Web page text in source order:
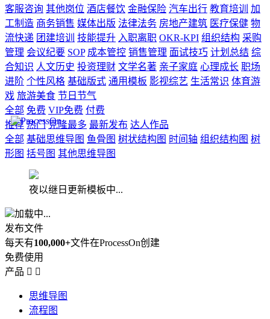
客服咨询 其他岗位 酒店餐饮 金融保险 汽车出行 教育培训
加
工制造 商务销售 媒体出版 法律法务 房地产建筑 医疗保健 物
流快递 团建培训 技能提升 入职离职 OKR-KPI 组织结构 采购
管理 会议纪要 SOP 成本管控 销售管理 面试技巧 计划总结 综
合知识 人文历史 投资理财 文学名著 亲子家庭 心理成长 职场
进阶 个性风格 基础版式 通用模板 影视综艺 生活常识 体育游
戏 旅游美食 节日节气
全部 免费 VIP免费 付费
推荐 热门 克隆最多 最新发布 达人作品
全部 基础思维导图 鱼骨图 树状结构图 时间轴 组织结构图 树
形图 括号图 其他思维导图
夜以继日更新模板中...
加载中...
发布文件
每天有100,000+文件在ProcessOn创建
免费使用
产品  
思维导图
流程图